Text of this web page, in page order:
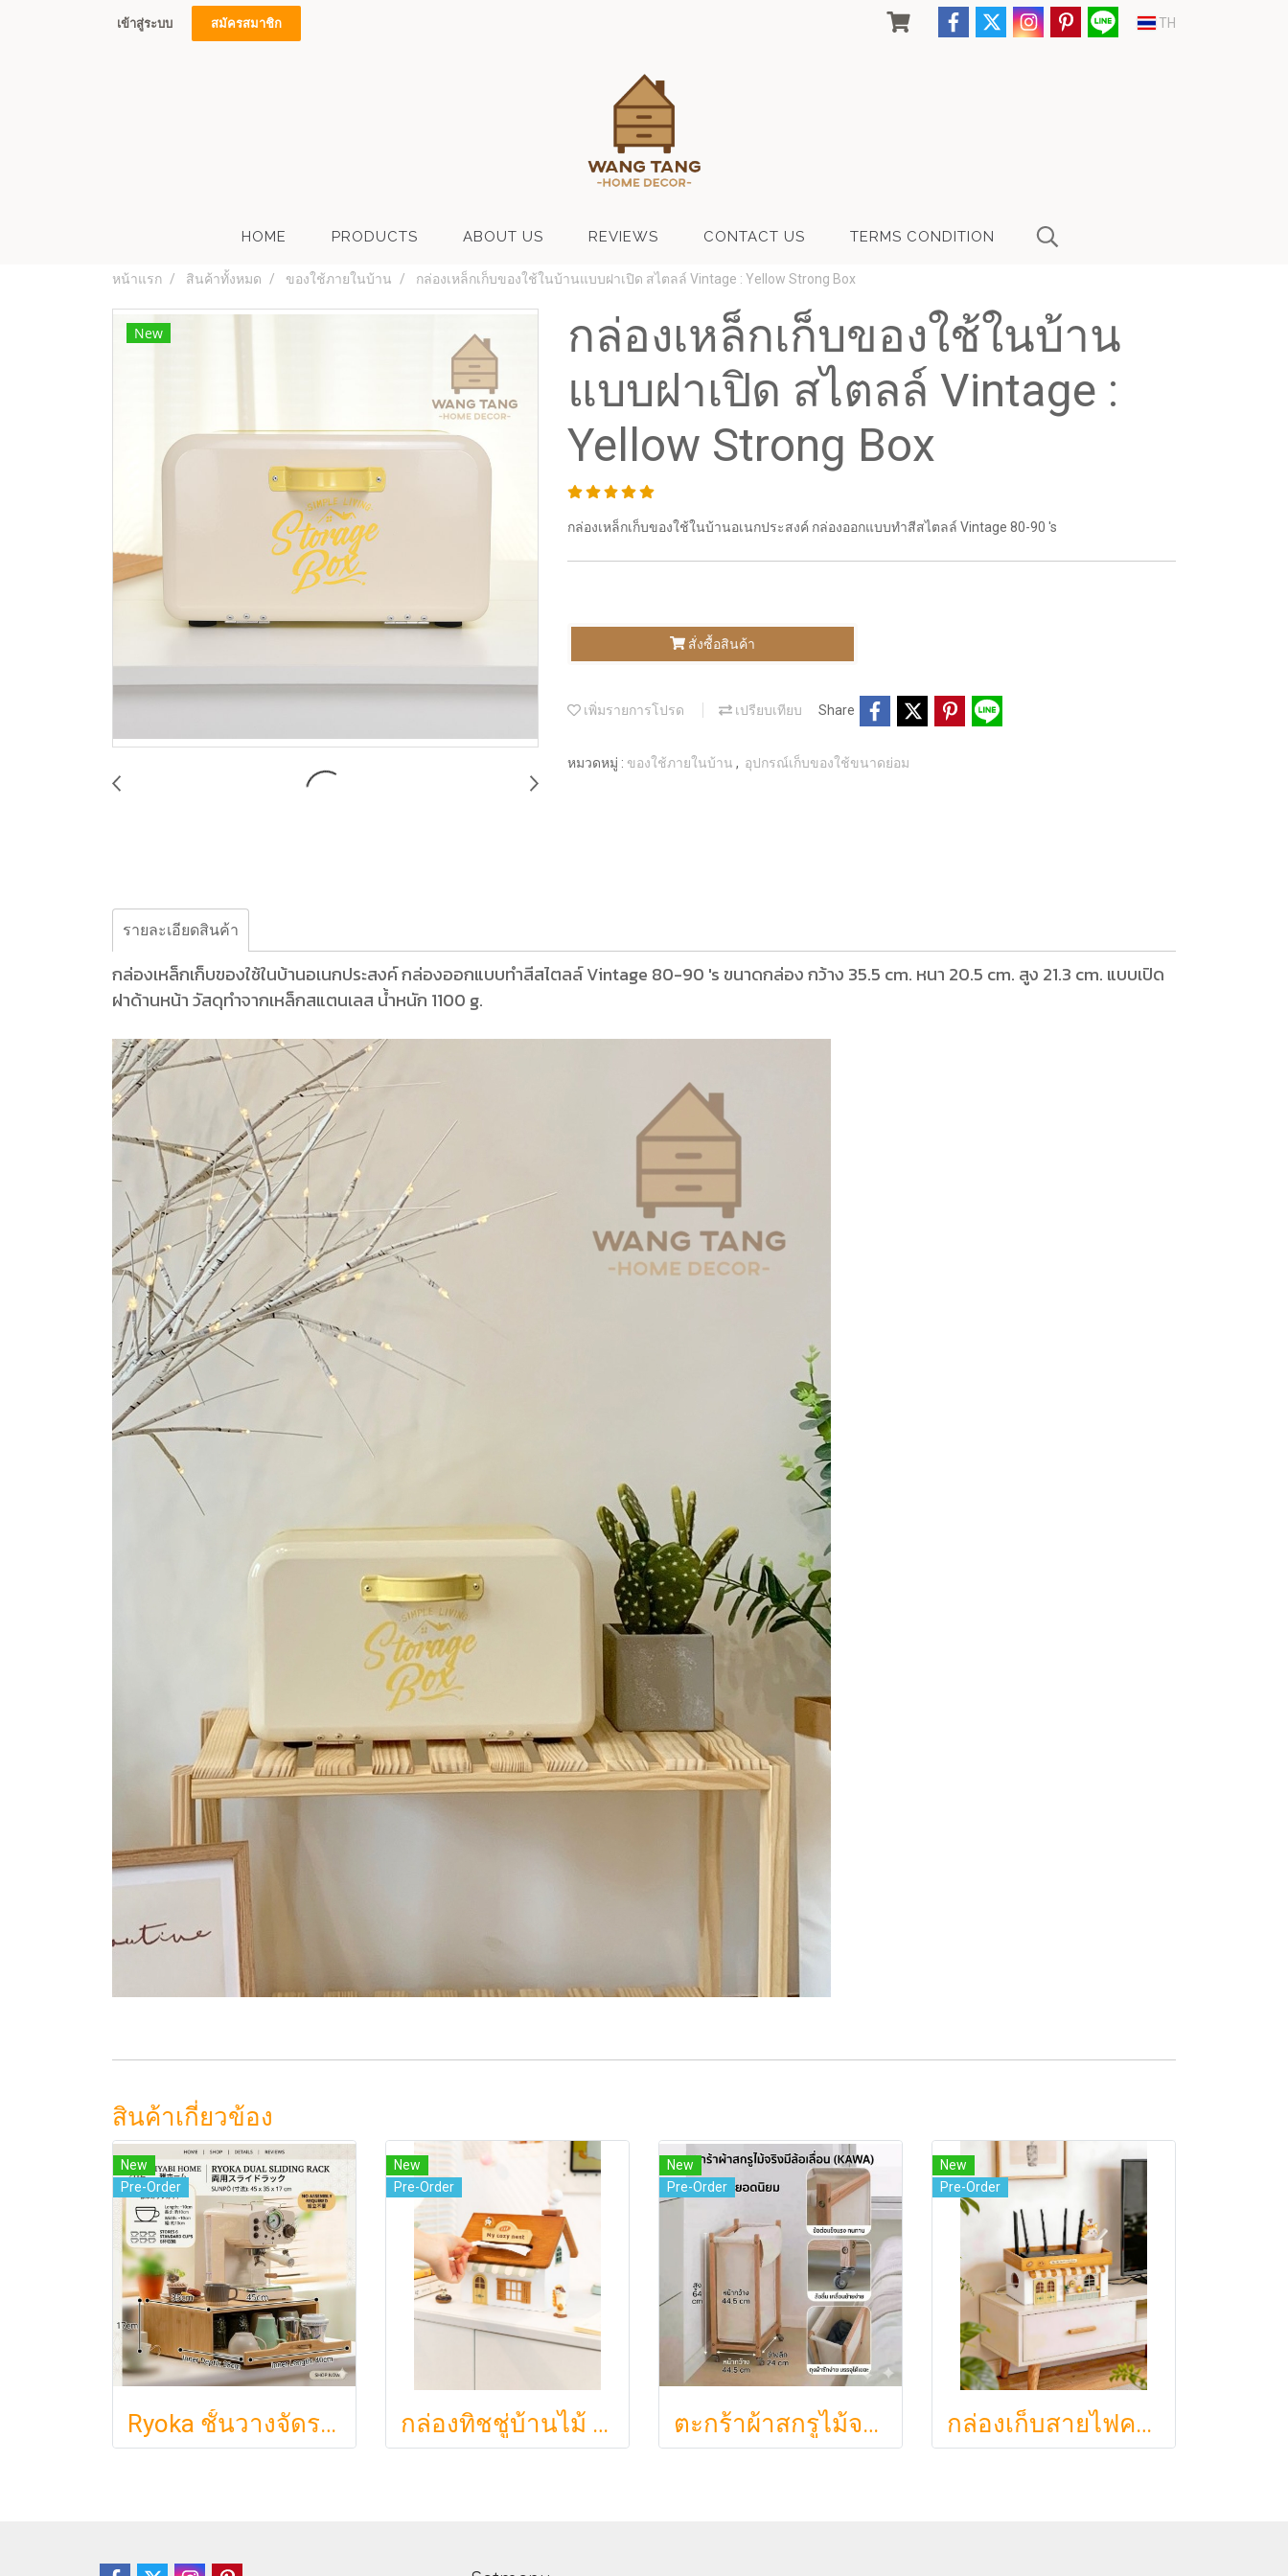
เข้าสู่ระบบ สมัครสมาชิก TH
HOME PRODUCTS ABOUT US REVIEWS CONTACT US TERMS CONDITION
หน้าแรก สินค้าทั้งหมด ของใช้ภายในบ้าน กล่องเหล็กเก็บของใช้ในบ้านแบบฝาเปิด สไตลล์ Vintage : Yellow Strong Box
New
กล่องเหล็กเก็บของใช้ในบ้าน
แบบฝาเปิด สไตลล์ Vintage :
Yellow Strong Box
กล่องเหล็กเก็บของใช้ในบ้านอเนกประสงค์ กล่องออกแบบทำสีสไตลล์ Vintage 80-90 's
สั่งซื้อสินค้า
เพิ่มรายการโปรด เปรียบเทียบ Share
หมวดหมู่ : ของใช้ภายในบ้าน , อุปกรณ์เก็บของใช้ขนาดย่อม
รายละเอียดสินค้า
กล่องเหล็กเก็บของใช้ในบ้านอเนกประสงค์ กล่องออกแบบทำสีสไตลล์ Vintage 80-90 's ขนาดกล่อง กว้าง 35.5 cm. หนา 20.5 cm. สูง 21.3 cm. แบบเปิด
ฝาด้านหน้า วัสดุทำจากเหล็กสแตนเลส น้ำหนัก 1100 g.
สินค้าเกี่ยวข้อง
New
Pre-Order
Ryoka ชั้นวางจัดระเบียบตั้งโต๊ะ 2 ชั้น สไตล์มินิมอล-ญี่ปุ่น ลิ้นชักเลื่อน ลิ้นชักเก็บแก้ว วัสดุไม้ธรรมชาติ ไม่ต้องประกอบ ประหยัดพื้นที่เคาน์เตอร์
New
Pre-Order
กล่องทิชชู่บ้านไม้ My Cozy Nest สไตล์มินิมอล นอร์ดิก ของแต่งบ้านรูปบ้าน ขนมปัง เบเกอรี่ กล่องใส่กระดาษทิชชู่แบบตั้งโต๊ะ ฝาเปิดแม่เหล็ก เติมกระดาษง่าย
New
Pre-Order
ตะกร้าผ้าสกรูไม้จริง ขนา 44.5cm รุ่น KAWA Minimalist สไตล์ญี่ปุ่นเคลื่อนที่ได้ มีล้อเลื่อน (KAWA)
New
Pre-Order
กล่องเก็บสายไฟคาเฟ่จิ๋วสไตล์ญี่ปุ่นมินิมอล ซ่อนเร้าเตอร์และปลั๊กไฟให้ห้องดูละมุนเหมือนยกคาเฟ่จากโตเกียวมาไว้ที่บ้าน